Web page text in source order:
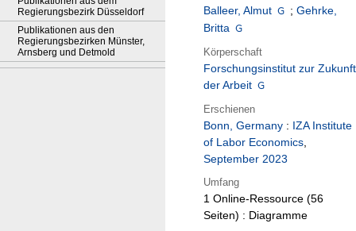
Regierungsbezirk Düsseldorf
Publikationen aus den
Regierungsbezirken Münster,
Arnsberg und Detmold
Balleer, Almut
; Gehrke,
Britta
Körperschaft
Forschungsinstitut zur Zukunft
der Arbeit
Erschienen
Bonn, Germany : IZA Institute
of Labor Economics,
September 2023
Umfang
1 Online-Ressource (56
Seiten) : Diagramme